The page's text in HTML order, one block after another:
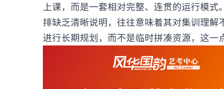
上课，而是一套相对完整、连贯的运行模
排缺乏清晰说明，往往意味着其对集训理
进行长期规划，而不是临时拼凑资源，这一